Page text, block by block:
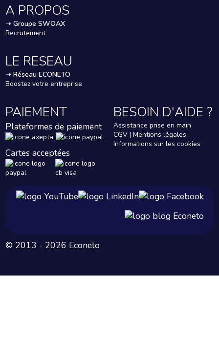
A PROPOS
➝ Groupe SWOAX
Recrutement
LE RESEAU
➝ Réseau ECONETO
Boostez votre entreprise
PAIEMENT
Plateformes de paiement
Cartes acceptées
BESOIN D'AIDE ?
Assistance prise en main
CGV | Mentions légales
Informations sur les cookies
© 2013 - 2026 Econeto